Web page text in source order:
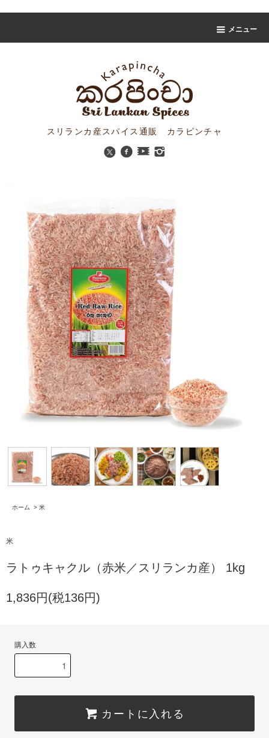
メニュー
スリランカ産スパイス通販 カラピンチャ
ホーム > 米
米
ラトゥキャクル（赤米／スリランカ産） 1kg
1,836円(税136円)
購入数
カートに入れる